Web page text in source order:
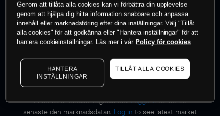
instrument
Börja handla
Priserna är endast vägledande.Logga inför att se
senaste den marknadsdatan.
Log in to see latest market
Genom att tillåta alla cookies kan vi förbättra din upplevelse
genom att hjälpa dig hitta information snabbare och anpassa
innehåll eller marknadsföring efter dina inställningar. Välj "Tillåt
alla cookies" för att godkänna eller "Hantera inställningar" för att
hantera cookieinställningar. Läs mer i vår Policy för cookies
HANTERA
INSTÄLLNINGAR
TILLÅT ALLA COOKIES